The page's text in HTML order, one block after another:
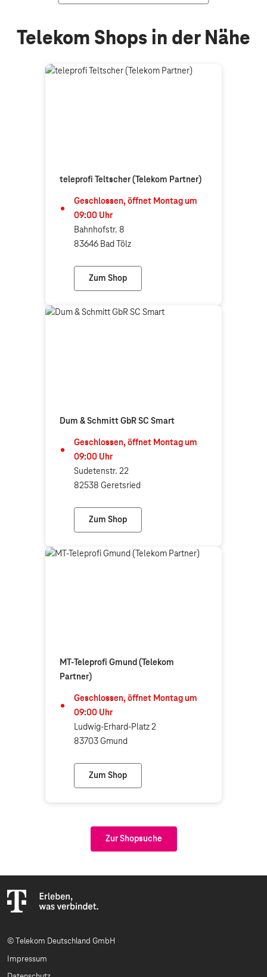
Telekom Shops in der Nähe
teleprofi Teltscher (Telekom Partner)
Geschlossen, öffnet Montag um
09:00 Uhr
Bahnhofstr. 8
83646 Bad Tölz
Zum Shop
teleprofi Teltscher (Telekom Partner)
Dum & Schmitt GbR SC Smart
Geschlossen, öffnet Montag um
09:00 Uhr
Sudetenstr. 22
82538 Geretsried
Zum Shop
Dum & Schmitt GbR SC Smart
MT-Teleprofi Gmund (Telekom
Partner)
Geschlossen, öffnet Montag um
09:00 Uhr
Ludwig-Erhard-Platz 2
83703 Gmund
Zum Shop
MT-Teleprofi Gmund (Telekom Partner)
Zur Shopsuche
© Telekom Deutschland GmbH
Impressum